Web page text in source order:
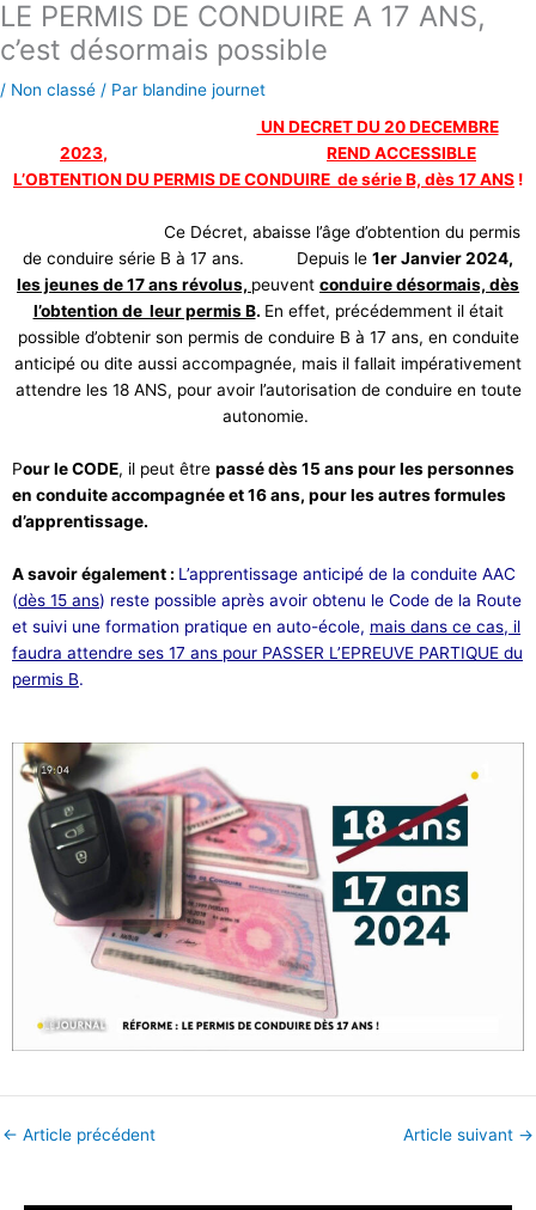
Aller
au
contenu
LE PERMIS DE CONDUIRE A 17 ANS,
c’est désormais possible
/ Non classé / Par blandine journet
UN DECRET DU 20 DECEMBRE
2023, REND ACCESSIBLE
L’OBTENTION DU PERMIS DE CONDUIRE de série B, dès 17 ANS !
Ce Décret, abaisse l’âge d’obtention du permis
de conduire série B à 17 ans. Depuis le 1er Janvier 2024,
les jeunes de 17 ans révolus, peuvent conduire désormais, dès
l’obtention de leur permis B. En effet, précédemment il était
possible d’obtenir son permis de conduire B à 17 ans, en conduite
anticipé ou dite aussi accompagnée, mais il fallait impérativement
attendre les 18 ANS, pour avoir l’autorisation de conduire en toute
autonomie.
Pour le CODE, il peut être passé dès 15 ans pour les personnes
en conduite accompagnée et 16 ans, pour les autres formules
d’apprentissage.
A savoir également : L’apprentissage anticipé de la conduite AAC
(dès 15 ans) reste possible après avoir obtenu le Code de la Route
et suivi une formation pratique en auto-école, mais dans ce cas, il
faudra attendre ses 17 ans pour PASSER L’EPREUVE PARTIQUE du
permis B.
← Article précédent Article suivant →